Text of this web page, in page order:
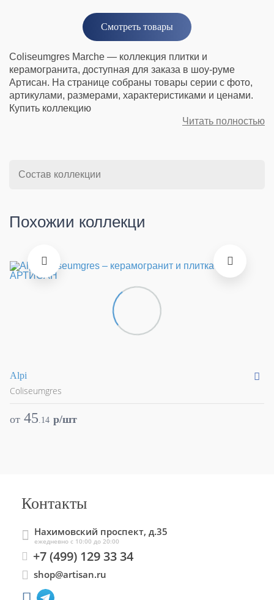
Смотреть товары
Coliseumgres Marche — коллекция плитки и
керамогранита, доступная для заказа в шоу-руме
Артисан. На странице собраны товары серии с фото,
артикулами, размерами, характеристиками и ценами.
Купить коллекцию
Читать полностью
Состав коллекции
Похожии коллекци
Alpi
Coliseumgres
от 45.14 p/шт
Контакты
Нахимовский проспект, д.35
ежедневно с 10:00 до 20:00
+7 (499) 129 33 34
shop@artisan.ru